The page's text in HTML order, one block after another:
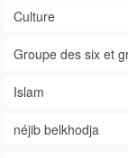
Culture
Groupe des six et
Islam
néjib belkhodja